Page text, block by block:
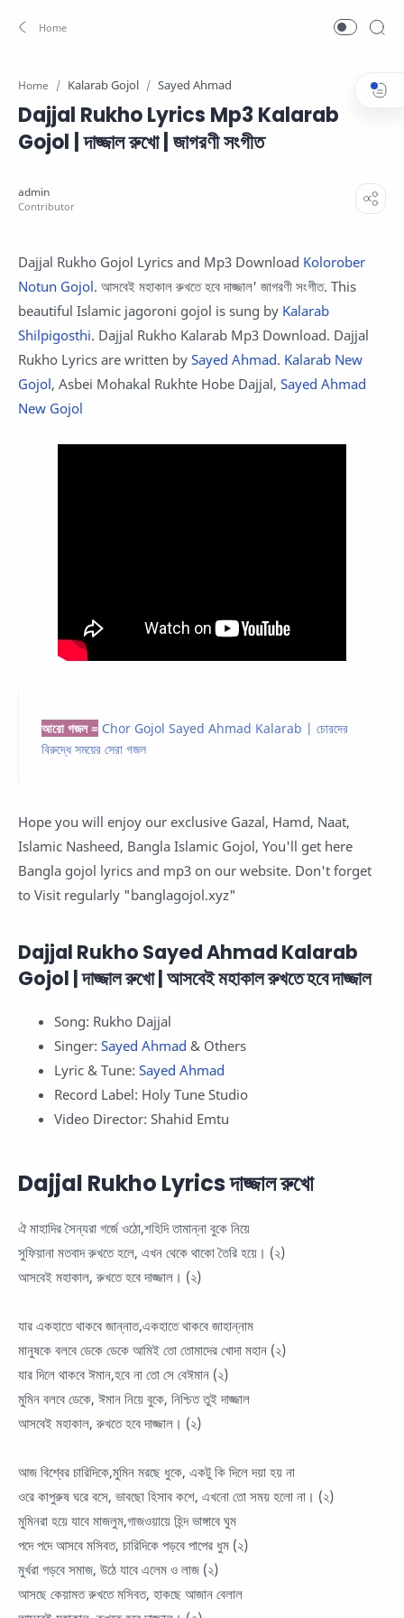
Home Kalarab Gojol Sayed Ahmad
Dajjal Rukho Lyrics Mp3 Kalarab
Gojol | দাজ্জাল রুখো | জাগরণী সংগীত
Dajjal Rukho Gojol Lyrics and Mp3 Download Kolorober
Notun Gojol. আসবেই মহাকাল রুখতে হবে দাজ্জাল' জাগরণী সংগীত. This
beautiful Islamic jagoroni gojol is sung by Kalarab
Shilpigosthi. Dajjal Rukho Kalarab Mp3 Download. Dajjal
Rukho Lyrics are written by Sayed Ahmad. Kalarab New
Gojol, Asbei Mohakal Rukhte Hobe Dajjal, Sayed Ahmad
New Gojol
আরো গজল = Chor Gojol Sayed Ahmad Kalarab | চোরদের
বিরুদ্ধে সময়ের সেরা গজল
Hope you will enjoy our exclusive Gazal, Hamd, Naat,
Islamic Nasheed, Bangla Islamic Gojol, You'll get here
Bangla gojol lyrics and mp3 on our website. Don't forget
to Visit regularly "banglagojol.xyz"
Dajjal Rukho Sayed Ahmad Kalarab
Gojol | দাজ্জাল রুখো | আসবেই মহাকাল রুখতে হবে দাজ্জাল
Song: Rukho Dajjal
Singer: Sayed Ahmad & Others
Lyric & Tune: Sayed Ahmad
Record Label: Holy Tune Studio
Video Director: Shahid Emtu
Dajjal Rukho Lyrics দাজ্জাল রুখো
ঐ মাহাদির সৈন্যরা গর্জে ওঠো,শহিদি তামান্না বুকে নিয়ে
সুফিয়ানা মতবাদ রুখতে হলে, এখন থেকে থাকো তৈরি হয়ে। (২)
আসবেই মহাকাল, রুখতে হবে দাজ্জাল। (২)
যার একহাতে থাকবে জান্নাত,একহাতে থাকবে জাহান্নাম
মানুষকে বলবে ডেকে ডেকে আমিই তো তোমাদের খোদা মহান (২)
যার দিলে থাকবে ঈমান,হবে না তো সে বেঈমান (২)
মুমিন বলবে ডেকে, ঈমান নিয়ে বুকে, নিশ্চিত তুই দাজ্জাল
আসবেই মহাকাল, রুখতে হবে দাজ্জাল। (২)
আজ বিশ্বের চারিদিকে,মুমিন মরছে ধুকে, একটু কি দিলে দয়া হয় না
ওরে কাপুরুষ ঘরে বসে, ভাবছো হিসাব কশে, এখনো তো সময় হলো না। (২)
মুমিনরা হয়ে যাবে মাজলুম,গাজওয়ায়ে হিন্দ ভাঙ্গাবে ঘুম
পদে পদে আসবে মসিবত, চারিদিকে পড়বে পাপের ধুম (২)
মুর্খরা গড়বে সমাজ, উঠে যাবে এলেম ও লাজ (২)
আসছে কেয়ামত রুখতে মসিবত, হাকছে আজান বেলাল